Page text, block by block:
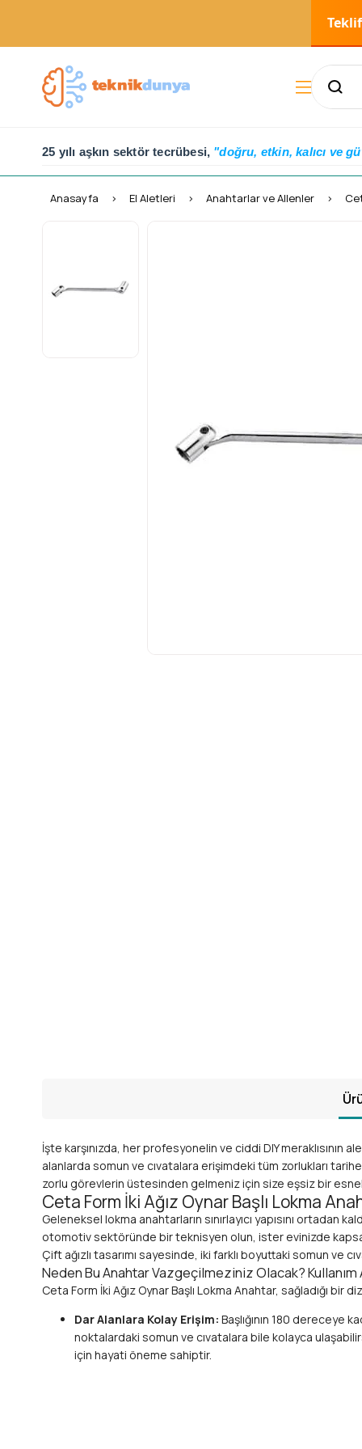
25 yılı aşkın sektör tecrübesi, "doğru, etkin, kalıcı ve
Anasayfa El Aletleri Anahtarlar ve Allenler
İşte karşınızda, her profesyonelin ve ciddi DIY meraklısının
alanlarda somun ve cıvatalara erişimdeki tüm zorlukları
zorlu görevlerin üstesinden gelmeniz için size eşsiz bir
Ceta Form İki Ağız Oynar Başlı Lokma
Geleneksel lokma anahtarların sınırlayıcı yapısını
otomotiv sektöründe bir teknisyen olun, ister evinizde
Çift ağızlı tasarımı sayesinde, iki farklı boyuttaki somun ve
Neden Bu Anahtar Vazgeçilmeziniz Olacak? Kullanım
Ceta Form İki Ağız Oynar Başlı Lokma Anahtar, sağladığı bir
Dar Alanlara Kolay Erişim: Başlığının 180 dereceye
noktalardaki somun ve cıvatalara bile kolayca
için hayati öneme sahiptir.